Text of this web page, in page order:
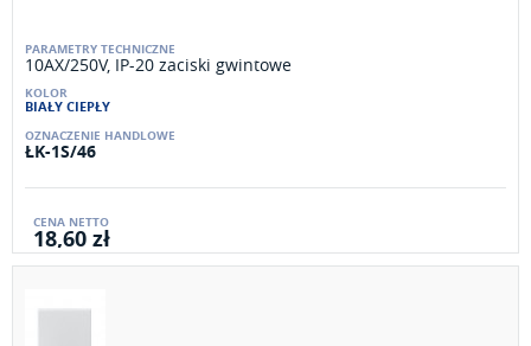
10AX/250V, IP-20 zaciski gwintowe
BIAŁY CIEPŁY
ŁK-1S/46
18,60 zł